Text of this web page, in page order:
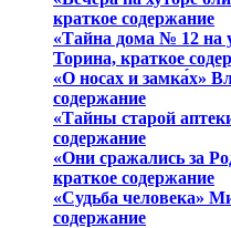
краткое содержание
«Тайна дома № 12 на
Торина, краткое
«О носах и замка́х»
содержание
«Тайны старой
содержание
«Они сражались за
краткое содержание
«Судьба человека»
содержание